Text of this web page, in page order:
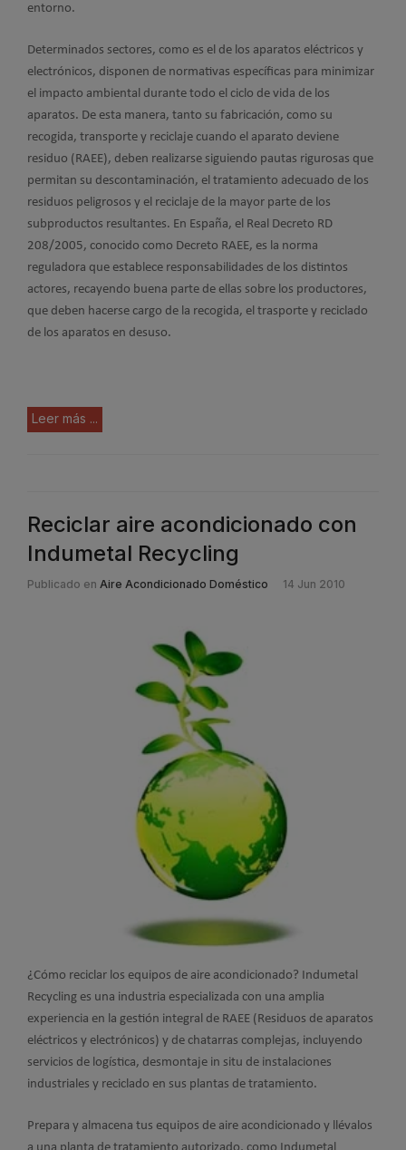
entorno.
Determinados sectores, como es el de los aparatos eléctricos y
electrónicos, disponen de normativas específicas para minimizar
el impacto ambiental durante todo el ciclo de vida de los
aparatos. De esta manera, tanto su fabricación, como su
recogida, transporte y reciclaje cuando el aparato deviene
residuo (RAEE), deben realizarse siguiendo pautas rigurosas que
permitan su descontaminación, el tratamiento adecuado de los
residuos peligrosos y el reciclaje de la mayor parte de los
subproductos resultantes. En España, el Real Decreto RD
208/2005, conocido como Decreto RAEE, es la norma
reguladora que establece responsabilidades de los distintos
actores, recayendo buena parte de ellas sobre los productores,
que deben hacerse cargo de la recogida, el trasporte y reciclado
de los aparatos en desuso.
Leer más ...
Reciclar aire acondicionado con
Indumetal Recycling
Publicado en Aire Acondicionado Doméstico 14 Jun 2010
¿Cómo reciclar los equipos de aire acondicionado? Indumetal
Recycling es una industria especializada con una amplia
experiencia en la gestión integral de RAEE (Residuos de aparatos
eléctricos y electrónicos) y de chatarras complejas, incluyendo
servicios de logística, desmontaje in situ de instalaciones
industriales y reciclado en sus plantas de tratamiento.
Prepara y almacena tus equipos de aire acondicionado y llévalos